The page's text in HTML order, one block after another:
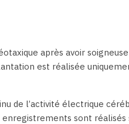
après avoir
est réalisée
l’activité électrique
sont